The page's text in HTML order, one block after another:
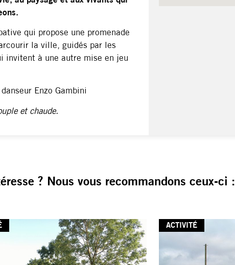
qui propose une promenade
la ville, guidés par les
invitent à une autre mise en jeu
Enzo Gambini
et chaude.
? Nous vous recommandons ceux-ci :
ACTIVITÉ